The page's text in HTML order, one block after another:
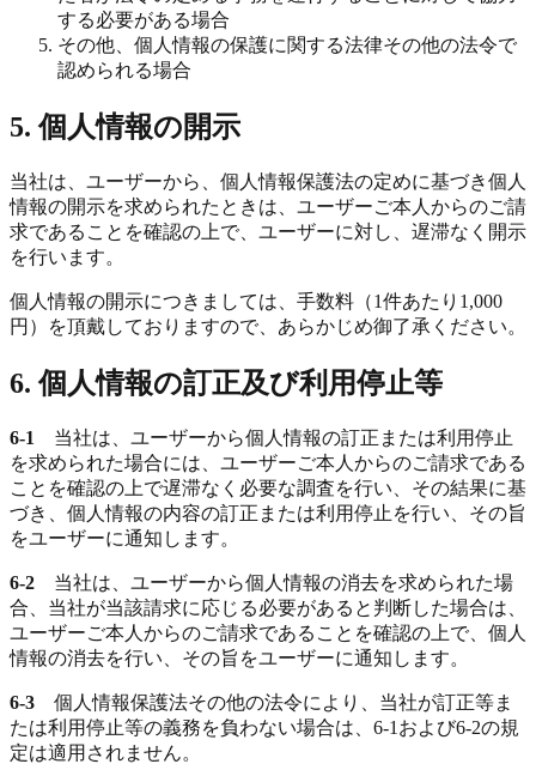
する必要がある場合
その他、個人情報の保護に関する法律その他の法令で
認められる場合
5. 個人情報の開示
当社は、ユーザーから、個人情報保護法の定めに基づき個人
情報の開示を求められたときは、ユーザーご本人からのご請
求であることを確認の上で、ユーザーに対し、遅滞なく開示
を行います。
個人情報の開示につきましては、手数料（1件あたり1,000
円）を頂戴しておりますので、あらかじめ御了承ください。
6. 個人情報の訂正及び利用停止等
6-1
当社は、ユーザーから個人情報の訂正または利用停止
を求められた場合には、ユーザーご本人からのご請求である
ことを確認の上で遅滞なく必要な調査を行い、その結果に基
づき、個人情報の内容の訂正または利用停止を行い、その旨
をユーザーに通知します。
6-2 当社は、ユーザーから個人情報の消去を求められた場
合、当社が当該請求に応じる必要があると判断した場合は、
ユーザーご本人からのご請求であることを確認の上で、個人
情報の消去を行い、その旨をユーザーに通知します。
6-3 個人情報保護法その他の法令により、当社が訂正等ま
たは利用停止等の義務を負わない場合は、6-1および6-2の規
定は適用されません。